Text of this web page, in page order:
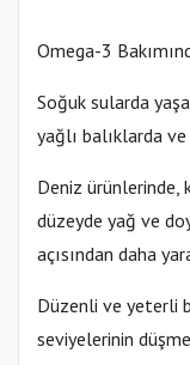
Omega-3
Soğuk sularda
yağlı balıklarda
Deniz ürünlerinde,
düzeyde yağ ve
açısından daha
Düzenli ve yeterli
seviyelerinin